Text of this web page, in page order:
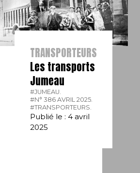
TRANSPORTEURS
Les transports
Jumeau
#JUMEAU.
#N° 386 AVRIL 2025.
#TRANSPORTEURS.
Publié le : 4 avril
2025